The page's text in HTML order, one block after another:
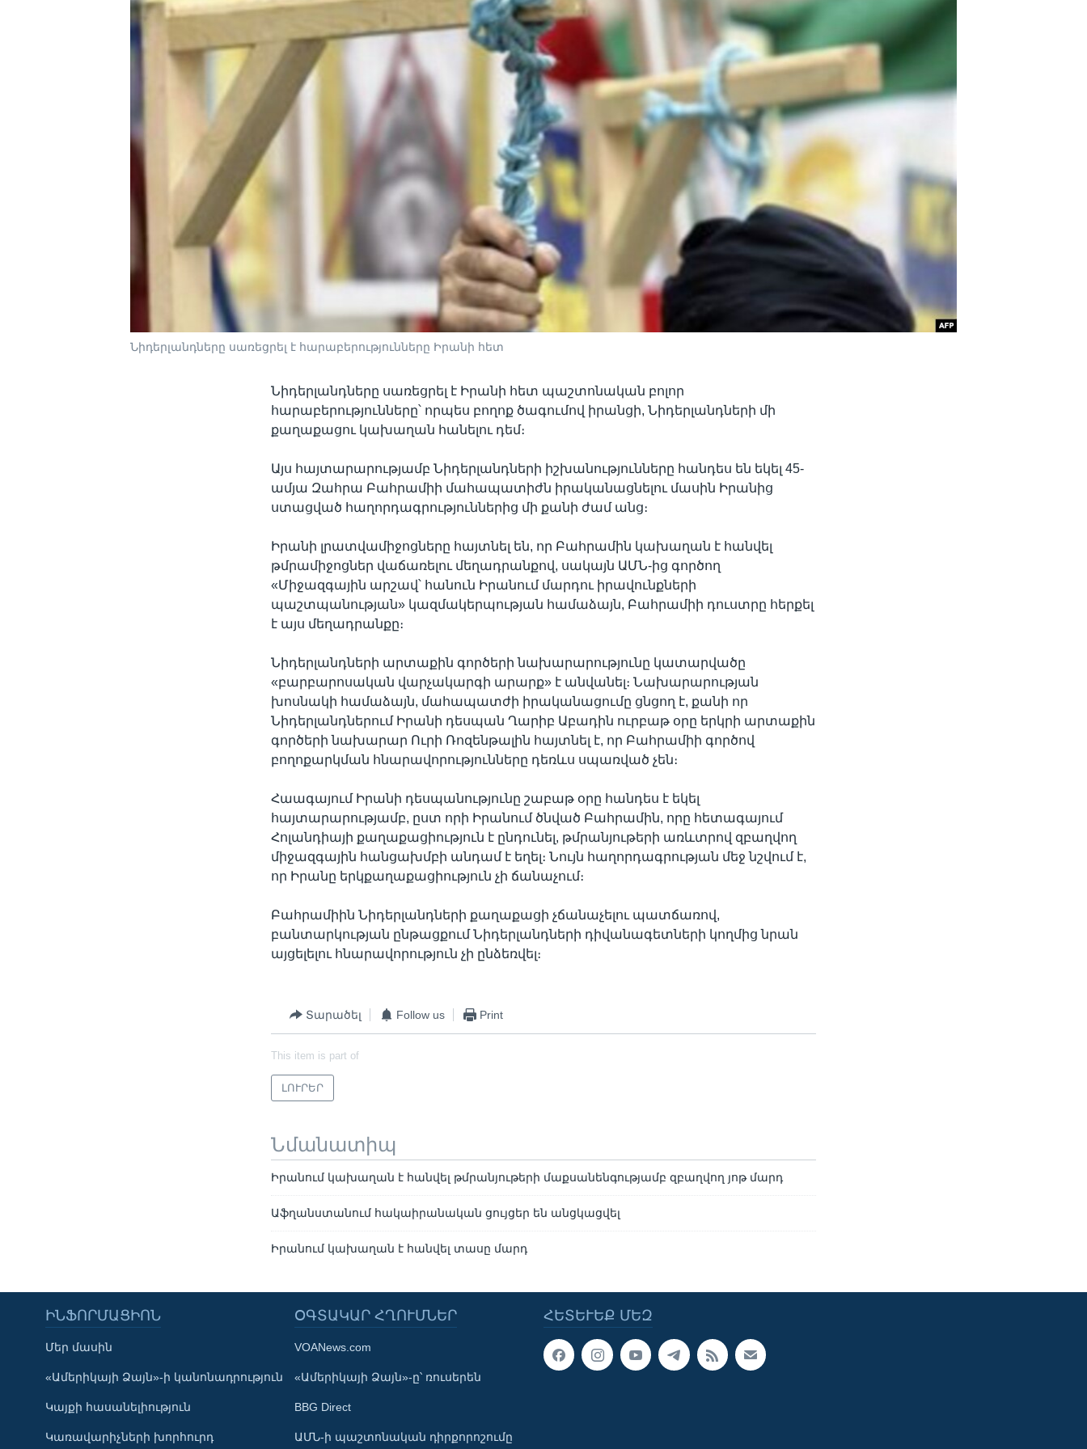
Learning English
ՀԵՏԵՒԵՔ ՄԵԶ
Նիդերլանդները սառեցրել է հարաբերությունները Իրանի հետ
Նիդերլանդները սառեցրել է Իրանի հետ պաշտոնական բոլոր
հարաբերությունները՝ որպես բողոք ծագումով իրանցի, Նիդերլանդների մի
քաղաքացու կախաղան հանելու դեմ։
Այս հայտարարությամբ Նիդերլանդների իշխանությունները հանդես են եկել 45-
ամյա Զահրա Բահրամիի մահապատիժն իրականացնելու մասին Իրանից
ստացված հաղորդագրություններից մի քանի ժամ անց։
Իրանի լրատվամիջոցները հայտնել են, որ Բահրամին կախաղան է հանվել
թմրամիջոցներ վաճառելու մեղադրանքով, սակայն ԱՄՆ-ից գործող
«Միջազգային արշավ՝ հանուն Իրանում մարդու իրավունքների
պաշտպանության» կազմակերպության համաձայն, Բահրամիի դուստրը հերքել
է այս մեղադրանքը։
Նիդերլանդների արտաքին գործերի նախարարությունը կատարվածը
«բարբարոսական վարչակարգի արարք» է անվանել։ Նախարարության
խոսնակի համաձայն, մահապատժի իրականացումը ցնցող է, քանի որ
Նիդերլանդներում Իրանի դեսպան Ղարիբ Աբադին ուրբաթ օրը երկրի արտաքին
գործերի նախարար Ուրի Ռոզենթալին հայտնել է, որ Բահրամիի գործով
բողոքարկման հնարավորությունները դեռևս սպառված չեն։
Հաագայում Իրանի դեսպանությունը շաբաթ օրը հանդես է եկել
հայտարարությամբ, ըստ որի Իրանում ծնված Բահրամին, որը հետագայում
Հոլանդիայի քաղաքացիություն է ընդունել, թմրանյութերի առևտրով զբաղվող
միջազգային հանցախմբի անդամ է եղել։ Նույն հաղորդագրության մեջ նշվում է,
որ Իրանը երկքաղաքացիություն չի ճանաչում։
Բահրամիին Նիդերլանդների քաղաքացի չճանաչելու պատճառով,
բանտարկության ընթացքում Նիդերլանդների դիվանագետների կողմից նրան
այցելելու հնարավորություն չի ընձեռվել։
Տարածել Follow us Print
This item is part of
ԼՈՒՐԵՐ
Նմանատիպ
Իրանում կախաղան է հանվել թմրանյութերի մաքսանենգությամբ զբաղվող յոթ մարդ
Աֆղանստանում հակաիրանական ցույցեր են անցկացվել
Իրանում կախաղան է հանվել տասը մարդ
ՀԵՏԵՒԵՔ ՄԵԶ
ԻՆՖՈՐՄԱՑԻՈՆ
Մեր մասին
«Ամերիկայի Ձայն»-ի կանոնադրություն
Կայքի հասանելիություն
Կառավարիչների խորհուրդ
ՕԳՏԱԿԱՐ ՀՂՈՒՄՆԵՐ
VOANews.com
«Ամերիկայի Ձայն»-ը՝ ռուսերեն
BBG Direct
ԱՄՆ-ի պաշտոնական դիրքորոշումը